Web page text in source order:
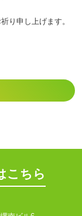
り申し上げます。
こちら